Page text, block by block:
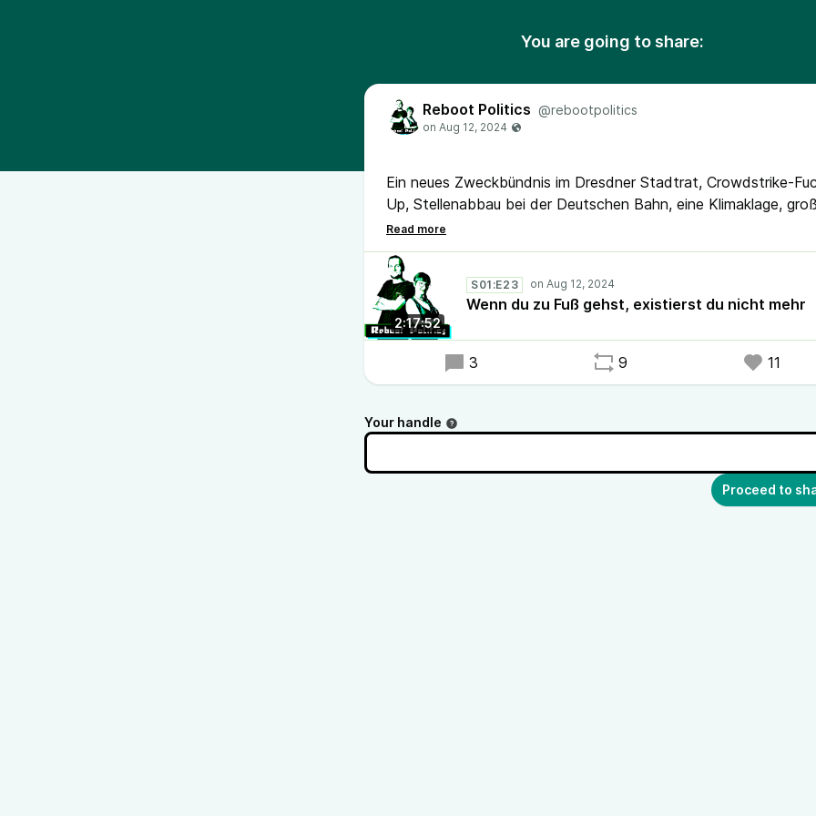
You are going to share:
Reboot Politics @rebootpolitics
Ein neues Zweckbündnis im Dresdner Stadtrat, Crowdstrike-
Up, Stellenabbau bei der Deutschen Bahn, eine Klimaklage,
Arschlöcher, Alterskontrollen im Internet und Instant-Radwege
um all das und mehr geht es in der neuen Folge Reboot Politics.
Viel Spaß!
2:17:52
S01:E23
Wenn du zu Fuß gehst, existierst du nicht mehr
3 9 11
Your handle
Proceed to